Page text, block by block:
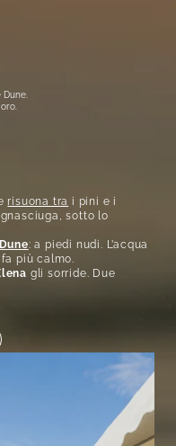
risuona tra i pini e i
sotto lo
: a piedi nudi. L’acqua
più calmo.
gli sorride. Due